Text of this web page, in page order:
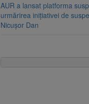
AUR a lansat platforma
urmărirea inițiativei de
Nicușor Dan